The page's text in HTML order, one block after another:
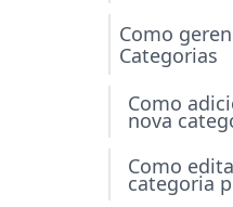
Como
Categorias
Como
nova
Como
categoria